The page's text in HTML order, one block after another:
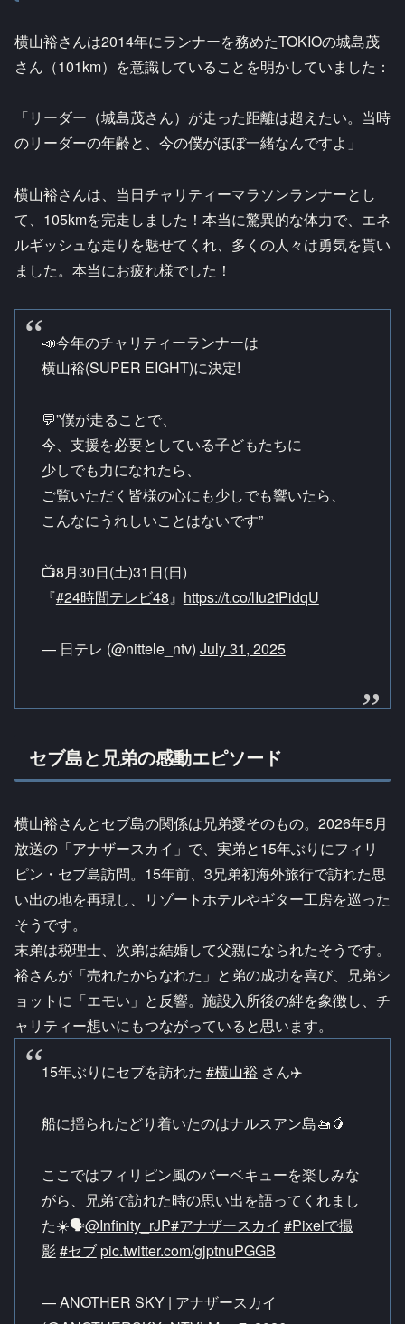
横山裕さんは2014年にランナーを務めたTOKIOの城島茂
さん（101km）を意識していることを明かしていました：
「リーダー（城島茂さん）が走った距離は超えたい。当時
のリーダーの年齢と、今の僕がほぼ一緒なんですよ」
横山裕さんは、当日チャリティーマラソンランナーとし
て、105kmを完走しました！本当に驚異的な体力で、エネ
ルギッシュな走りを魅せてくれ、多くの人々は勇気を貰い
ました。本当にお疲れ様でした！
📣今年のチャリティーランナーは
横山裕(SUPER EIGHT)に決定!
💬”僕が走ることで、
今、支援を必要としている子どもたちに
少しでも力になれたら、
ご覧いただく皆様の心にも少しでも響いたら、
こんなにうれしいことはないです”
📺8月30日(土)31日(日)
『#24時間テレビ48』 https://t.co/lIu2tPidqU
— 日テレ (@nittele_ntv) July 31, 2025
セブ島と兄弟の感動エピソード
横山裕さんとセブ島の関係は兄弟愛そのもの。2026年5月
放送の「アナザースカイ」で、実弟と15年ぶりにフィリ
ピン・セブ島訪問。15年前、3兄弟初海外旅行で訪れた思
い出の地を再現し、リゾートホテルやギター工房を巡った
そうです。
末弟は税理士、次弟は結婚して父親になられたそうです。
裕さんが「売れたからなれた」と弟の成功を喜び、兄弟シ
ョットに「エモい」と反響。施設入所後の絆を象徴し、チ
ャリティー想いにもつながっていると思います。
15年ぶりにセブを訪れた #横山裕さん✈️
船に揺られたどり着いたのはナルスアン島🚤🥭
ここではフィリピン風のバーベキューを楽しみな
がら、兄弟で訪れた時の思い出を語ってくれまし
た☀️🗣️@Infinity_rJP#アナザースカイ #Pixelで撮
影#セブpic.twitter.com/gjptnuPGGB
— ANOTHER SKY | アナザースカイ